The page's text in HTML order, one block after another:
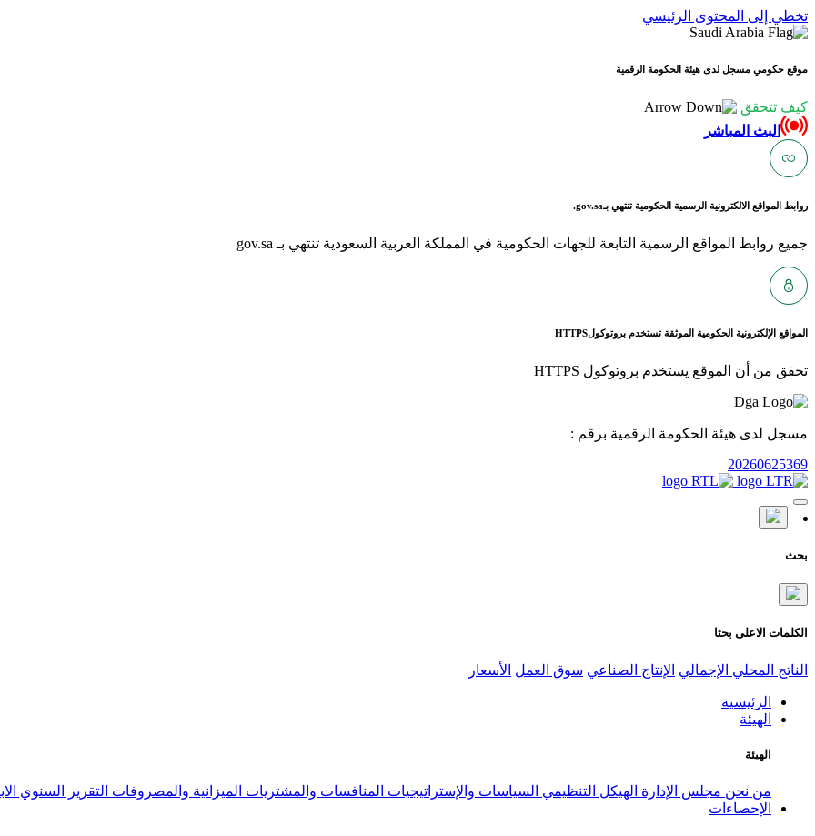
تخطي إلى المحتوى الرئيسي
موقع حكومي مسجل لدى هيئة الحكومة الرقمية
كيف تتحقق
البث المباشر
روابط المواقع الالكترونية الرسمية الحكومية تنتهي بـgov.sa.
جميع روابط المواقع الرسمية التابعة للجهات الحكومية في المملكة العربية السعودية تنتهي بـ gov.sa
المواقع الإلكترونية الحكومية الموثقة تستخدم بروتوكولHTTPS
تحقق من أن الموقع يستخدم بروتوكول HTTPS
مسجل لدى هيئة الحكومة الرقمية برقم :
20260625369
بحث
الكلمات الاعلى بحثا
الناتج المحلي الإجمالي الإنتاج الصناعي سوق العمل الأسعار
الرئيسية
الهيئة
الهيئة
من نحن مجلس الإدارة الهيكل التنظيمي السياسات والإستراتيجيات المنافسات والمشتريات الميزانية والمصروفات التقرير السنوي
الإحصاءات